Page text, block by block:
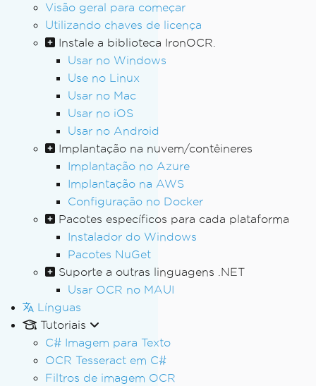
Visão geral para começar
Utilizando chaves de licença
Instale a biblioteca IronOCR.
Usar no Windows
Use no Linux
Usar no Mac
Usar no iOS
Usar no Android
Implantação na nuvem/contêineres
Implantação no Azure
Implantação na AWS
Configuração no Docker
Pacotes específicos para cada plataforma
Instalador do Windows
Pacotes NuGet
Suporte a outras linguagens .NET
Usar OCR no MAUI
Línguas
Tutoriais
C# Imagem para Texto
OCR Tesseract em C#
Filtros de imagem OCR